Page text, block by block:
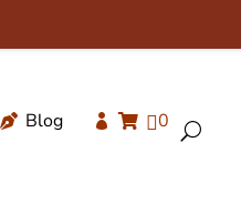
 Blog   0 U